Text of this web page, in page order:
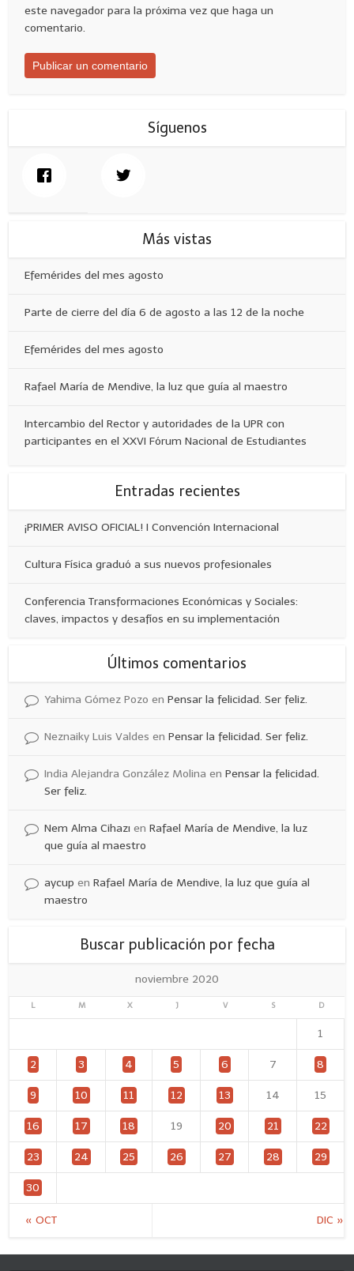
este navegador para la próxima vez que haga un
comentario.
Síguenos
Más vistas
Efemérides del mes agosto
Parte de cierre del día 6 de agosto a las 12 de la noche
Efemérides del mes agosto
Rafael María de Mendive, la luz que guía al maestro
Intercambio del Rector y autoridades de la UPR con
participantes en el XXVI Fórum Nacional de Estudiantes
Entradas recientes
¡PRIMER AVISO OFICIAL! I Convención Internacional
Cultura Física graduó a sus nuevos profesionales
Conferencia Transformaciones Económicas y Sociales:
claves, impactos y desafíos en su implementación
Últimos comentarios
Yahima Gómez Pozo enPensar la felicidad. Ser feliz.
Neznaiky Luis Valdes enPensar la felicidad. Ser feliz.
India Alejandra González Molina enPensar la felicidad.
Ser feliz.
Nem Alma Cihazı enRafael María de Mendive, la luz
que guía al maestro
aycup enRafael María de Mendive, la luz que guía al
maestro
Buscar publicación por fecha
noviembre 2020
L M X J V S D
« OCT DIC »
1
2 3 4 5 6 7 8
9 10 11 12 13 14 15
16 17 18 19 20 21 22
23 24 25 26 27 28 29
30